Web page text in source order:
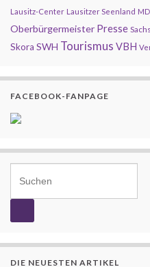
Lausitz-Center Lausitzer Seenland
Oberbürgermeister Presse
Skora SWH Tourismus VBH
FACEBOOK-FANPAGE
DIE NEUESTEN ARTIKEL